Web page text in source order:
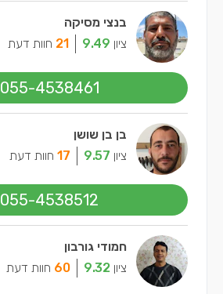
בנצי מסיקה
ציון 9.49
21 חוות דעת
055-4538461
בן בן שושן
ציון 9.57
17 חוות דעת
055-4538512
חמודי גורבון
ציון 9.32
60 חוות דעת